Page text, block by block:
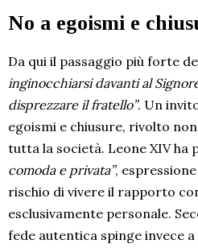
No a egoismi e
Da qui il passaggio più forte
inginocchiarsi davanti al
disprezzare il fratello”. Un
egoismi e chiusure, rivolto
tutta la società. Leone XIV ha
comoda e privata”,
rischio di vivere il rapporto
esclusivamente personale.
fede autentica spinge invece